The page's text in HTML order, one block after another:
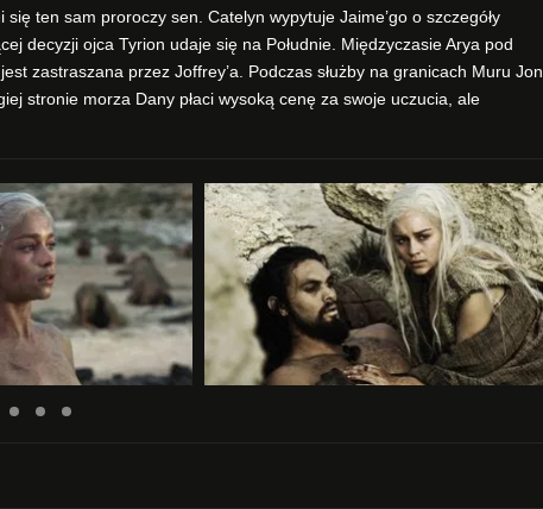
ten sam proroczy sen. Catelyn wypytuje Jaime’go o szczegóły
decyzji ojca Tyrion udaje się na Południe. Międzyczasie Arya pod
zastraszana przez Joffrey’a. Podczas służby na granicach Muru Jon
stronie morza Dany płaci wysoką cenę za swoje uczucia, ale